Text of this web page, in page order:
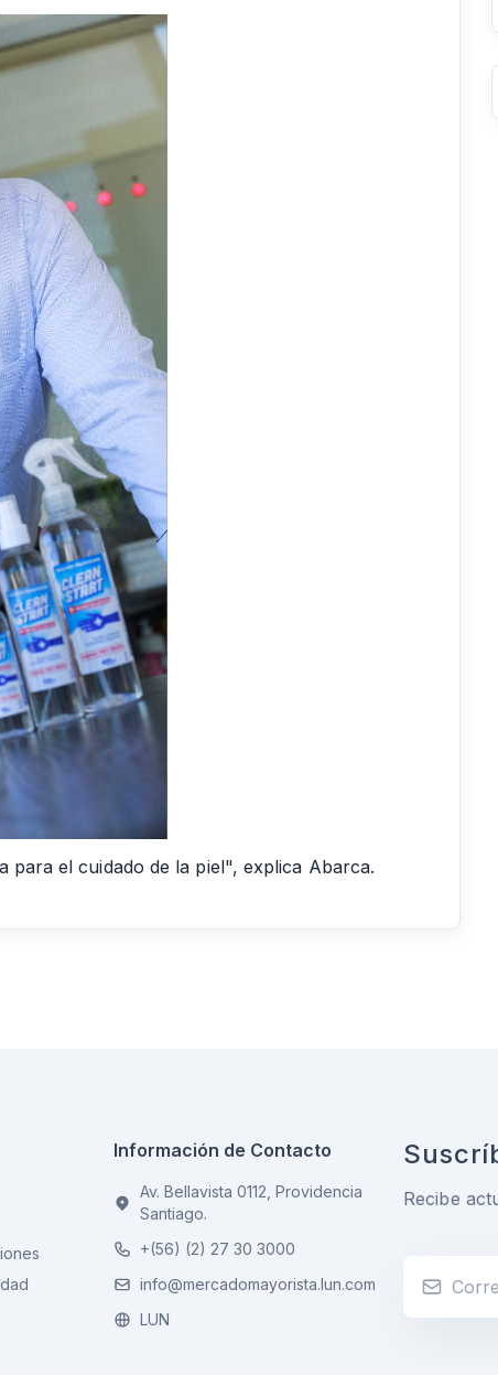
el cuidado de la piel", explica Abarca.
Información de Contacto
Av. Bellavista 0112, Providencia
Santiago.
+(56) (2) 27 30 3000
info@mercadomayorista.lun.com
LUN
Recibe